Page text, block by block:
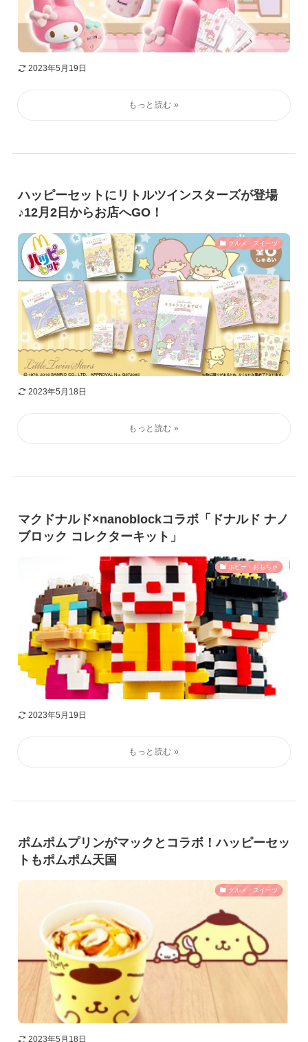
2023年5月19日
ハッピーセットにリトルツインスターズが登場
♪12月2日からお店へGO！
グルメ・スイーツ
2023年5月18日
マクドナルド×nanoblockコラボ「ドナルド ナノ
ブロック コレクターキット」
ホビー・おもちゃ
2023年5月19日
ポムポムプリンがマックとコラボ！ハッピーセッ
トもポムポム天国
グルメ・スイーツ
2023年5月18日